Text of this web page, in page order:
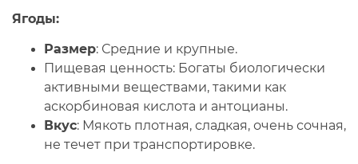
Ягоды:
Размер: Средние и крупные.
Пищевая ценность: Богаты биологически
активными веществами, такими как
аскорбиновая кислота и антоцианы.
Вкус: Мякоть плотная, сладкая, очень сочная,
не течет при транспортировке.